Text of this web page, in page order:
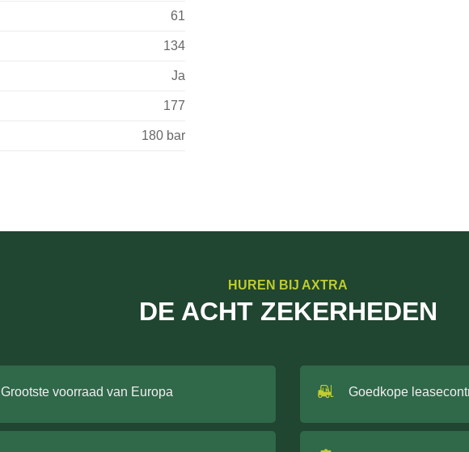
61
134
Ja
177
180 bar
HUREN BIJ AXTRA
DE ACHT ZEKERHEDEN
Grootste voorraad van Europa Goedkope